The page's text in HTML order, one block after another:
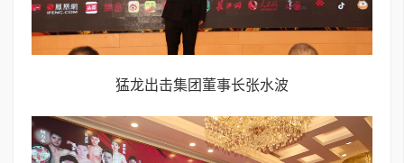
猛龙出击集团董事长张水波